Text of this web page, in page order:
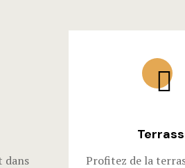
dans
Profitez de la